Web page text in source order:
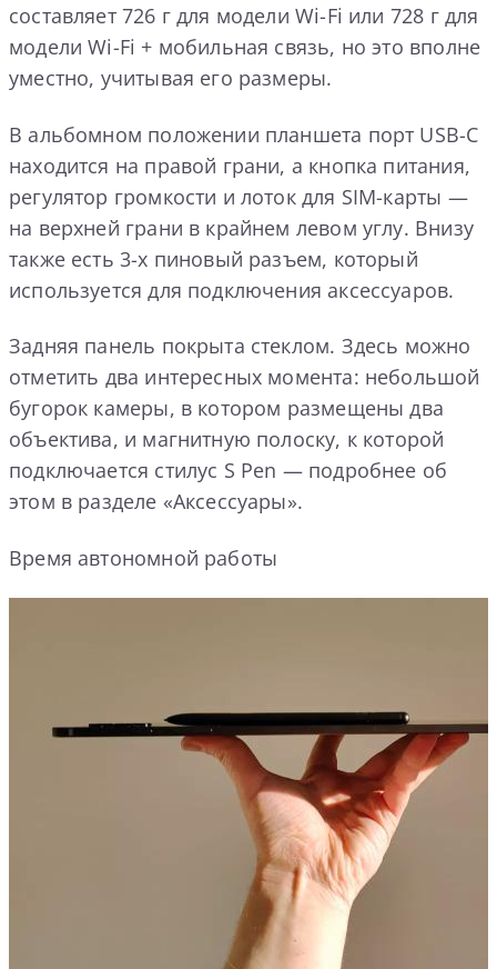
составляет 726 г для модели Wi-Fi или 728 г для
модели Wi-Fi + мобильная связь, но это вполне
уместно, учитывая его размеры.
В альбомном положении планшета порт USB-C
находится на правой грани, а кнопка питания,
регулятор громкости и лоток для SIM-карты —
на верхней грани в крайнем левом углу. Внизу
также есть 3-х пиновый разъем, который
используется для подключения аксессуаров.
Задняя панель покрыта стеклом. Здесь можно
отметить два интересных момента: небольшой
бугорок камеры, в котором размещены два
объектива, и магнитную полоску, к которой
подключается стилус S Pen — подробнее об
этом в разделе «Аксессуары».
Время автономной работы